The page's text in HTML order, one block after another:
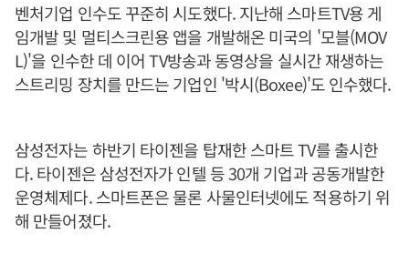
벤처기업 인수도 꾸준히 시도했다. 지난해 스마트TV용 게
임개발 및 멀티스크린용 앱을 개발해온 미국의 '모블(MOV
L)'을 인수한 데 이어 TV방송과 동영상을 실시간 재생하는
스트리밍 장치를 만드는 기업인 '박시(Boxee)'도 인수했다.
삼성전자는 하반기 타이젠을 탑재한 스마트 TV를 출시한
다. 타이젠은 삼성전자가 인텔 등 30개 기업과 공동개발한
운영체제다. 스마트폰은 물론 사물인터넷에도 적용하기 위
해 만들어졌다.